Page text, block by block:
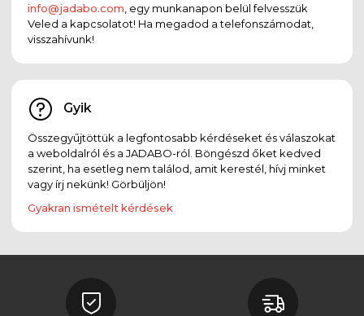
info@jadabo.com , egy munkanapon belül felvesszük
Veled a kapcsolatot! Ha megadod a telefonszámodat,
visszahívunk!
Gyik
Összegyűjtöttük a legfontosabb kérdéseket és válaszokat
a weboldalról és a JADABO-ról. Böngészd őket kedved
szerint, ha esetleg nem találod, amit kerestél, hívj minket
vagy írj nekünk! Görbüljön!
Gyakran ismételt kérdések